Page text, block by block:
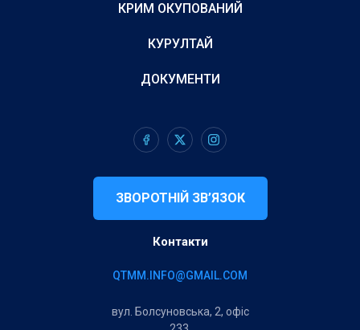
КРИМ ОКУПОВАНИЙ
КУРУЛТАЙ
ДОКУМЕНТИ
ЗВОРОТНІЙ ЗВ’ЯЗОК
Контакти
QTMM.INFO@GMAIL.COM
вул. Болсуновська, 2, офіс